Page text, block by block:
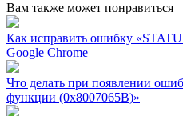
Вам также может понравиться
Как исправить ошибку
Google Chrome
Что делать при появлении
функции (0x8007065B)»